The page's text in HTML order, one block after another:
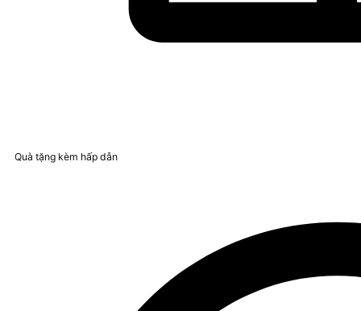
Quà tặng kèm hấp dẫn